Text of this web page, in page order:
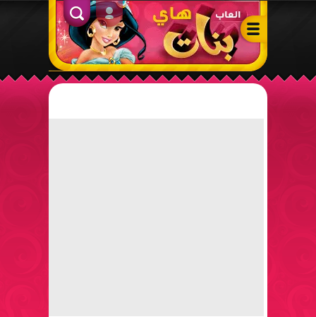
ألعاب بنات هاي – أفضل ألعاب تلبيس، مكياج، طبخ وأنشطة ممتعة
الدخول